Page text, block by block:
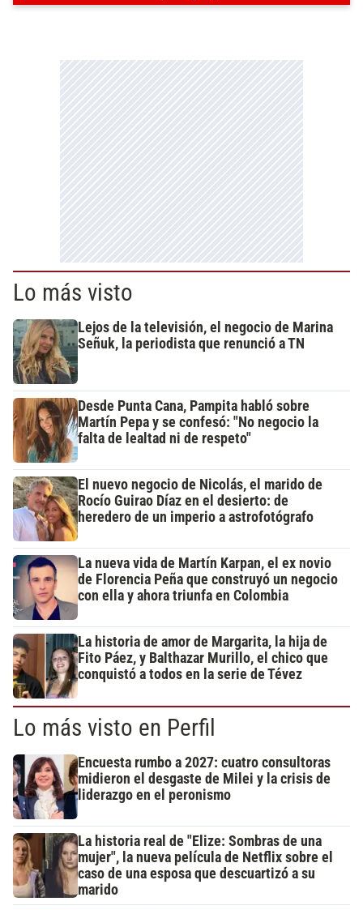
Lo más visto
Lejos de la televisión, el negocio de Marina
Señuk, la periodista que renunció a TN
Desde Punta Cana, Pampita habló sobre
Martín Pepa y se confesó: "No negocio la
falta de lealtad ni de respeto"
El nuevo negocio de Nicolás, el marido de
Rocío Guirao Díaz en el desierto: de
heredero de un imperio a astrofotógrafo
La nueva vida de Martín Karpan, el ex novio
de Florencia Peña que construyó un negocio
con ella y ahora triunfa en Colombia
La historia de amor de Margarita, la hija de
Fito Páez, y Balthazar Murillo, el chico que
conquistó a todos en la serie de Tévez
Lo más visto en Perfil
Encuesta rumbo a 2027: cuatro consultoras
midieron el desgaste de Milei y la crisis de
liderazgo en el peronismo
La historia real de "Elize: Sombras de una
mujer", la nueva película de Netflix sobre el
caso de una esposa que descuartizó a su
marido